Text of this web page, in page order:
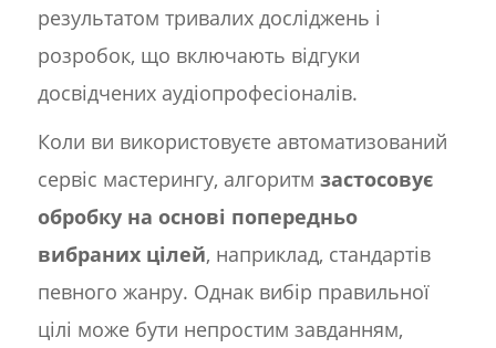
результатом тривалих досліджень і
розробок, що включають відгуки
досвідчених аудіопрофесіоналів.
Коли ви використовуєте автоматизований
сервіс мастерингу, алгоритм застосовує
обробку на основі попередньо
вибраних цілей, наприклад, стандартів
певного жанру. Однак вибір правильної
цілі може бути непростим завданням,